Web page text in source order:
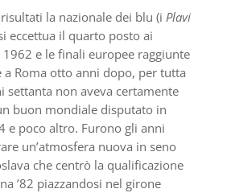
la nazionale dei blu (i Plavi
eccettua il quarto posto ai
e le finali europee raggiunte
a Roma otto anni dopo, per tutta
settanta non aveva certamente
buon mondiale disputato in
e poco altro. Furono gli anni
un’atmosfera nuova in seno
che centrò la qualificazione
’82 piazzandosi nel girone